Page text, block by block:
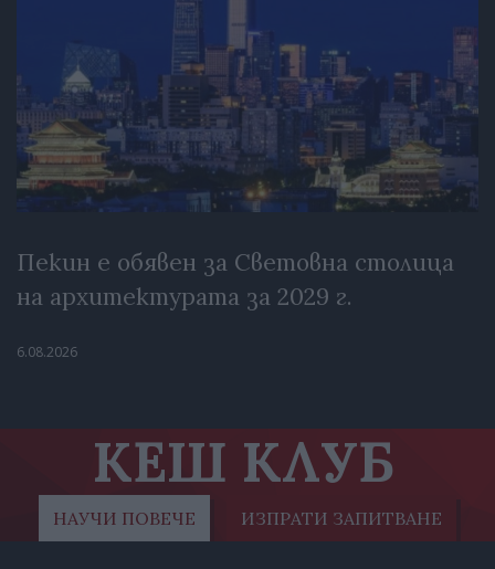
Пекин е обявен за Световна столица
на архитектурата за 2029 г.
6.08.2026
КЕШ КЛУБ
НАУЧИ ПОВЕЧЕ ИЗПРАТИ ЗАПИТВАНЕ